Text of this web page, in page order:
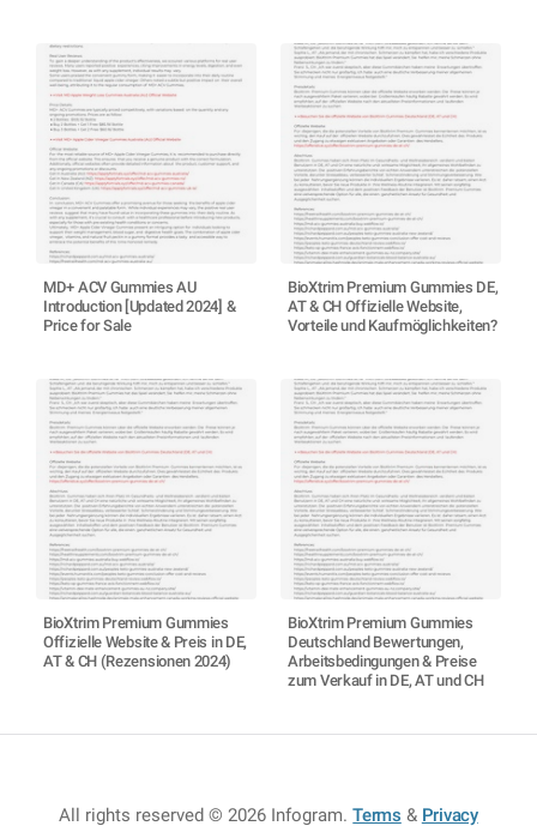
MD+ ACV Gummies AU
Introduction [Updated 2024] &
Price for Sale
BioXtrim Premium Gummies DE,
AT & CH Offizielle Website,
Vorteile und Kaufmöglichkeiten?
BioXtrim Premium Gummies
Offizielle Website & Preis in DE,
AT & CH (Rezensionen 2024)
BioXtrim Premium Gummies
Deutschland Bewertungen,
Arbeitsbedingungen & Preise
zum Verkauf in DE, AT und CH
All rights reserved © 2026 Infogram.Terms & Privacy